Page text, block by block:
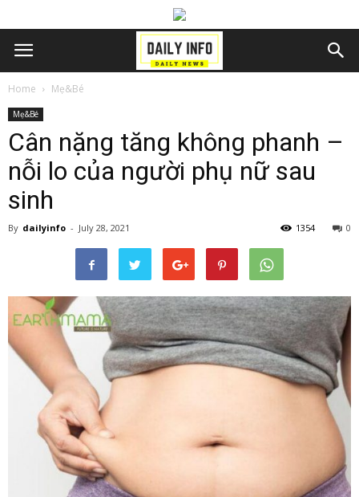
Home Mẹ&Bé
Mẹ&Bé
Cân nặng tăng không phanh –
nỗi lo của người phụ nữ sau
sinh
By dailyinfo - July 28, 2021 0
1354